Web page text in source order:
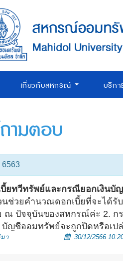
เกี่ยวกับสหกรณ์ บริกา
ามตอบ
บี้ยทวีทรัพย์และกรณียอกเงินบั
นช่วยคำนวณดอกเบี้ยที่จะได้รั
ณ ปัจจุบันของสหกรณ์ค่ะ 2. ก
ญชีออมทรัพย์จะถูกปิดหรือเป
า 30/12/2566